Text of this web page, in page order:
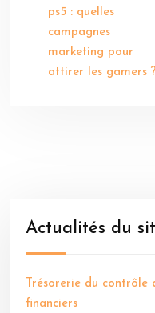
ps5 : quelles
campagnes
marketing pour
attirer les gamers ?
Actualités du
Trésorerie du contrôle
financiers